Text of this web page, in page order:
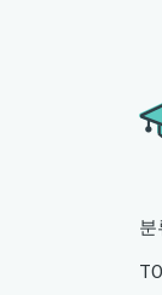
분